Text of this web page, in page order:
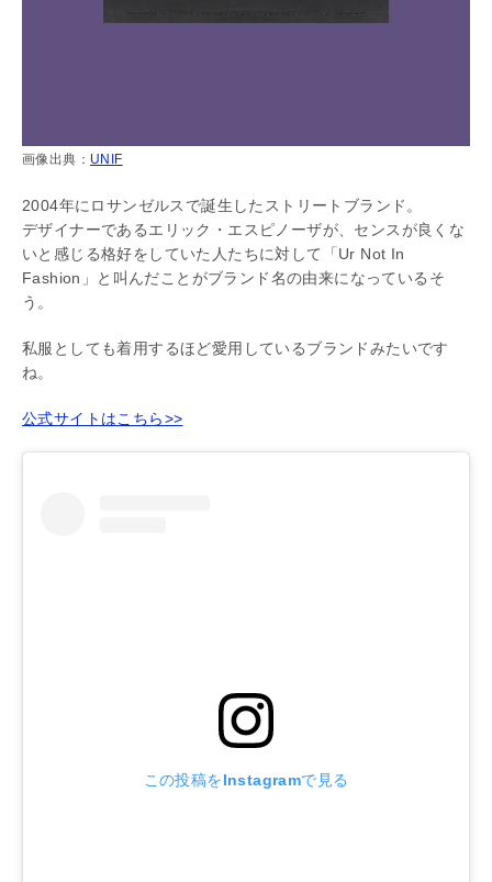
画像出典： UNIF
2004年にロサンゼルスで誕生したストリートブランド。
デザイナーであるエリック・エスピノーザが、センスが良くな
いと感じる格好をしていた人たちに対して「Ur Not In
Fashion」と叫んだことがブランド名の由来になっているそ
う。
私服としても着用するほど愛用しているブランドみたいです
ね。
公式サイトはこちら>>
この投稿をInstagramで見る